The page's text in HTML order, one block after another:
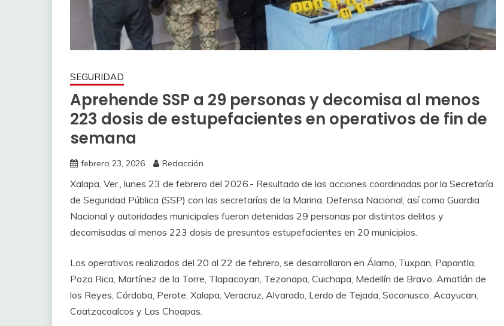
SEGURIDAD
Aprehende SSP a 29 personas y decomisa al menos
223 dosis de estupefacientes en operativos de fin de
semana
febrero 23, 2026 Redacción
Xalapa, Ver., lunes 23 de febrero del 2026.- Resultado de las acciones coordinadas por la Secretaría
de Seguridad Pública (SSP) con las secretarías de la Marina, Defensa Nacional, así como Guardia
Nacional y autoridades municipales fueron detenidas 29 personas por distintos delitos y
decomisadas al menos 223 dosis de presuntos estupefacientes en 20 municipios.
Los operativos realizados del 20 al 22 de febrero, se desarrollaron en Álamo, Tuxpan, Papantla,
Poza Rica, Martínez de la Torre, Tlapacoyan, Tezonapa, Cuichapa, Medellín de Bravo, Amatlán de
los Reyes, Córdoba, Perote, Xalapa, Veracruz, Alvarado, Lerdo de Tejada, Soconusco, Acayucan,
Coatzacoalcos y Las Choapas.